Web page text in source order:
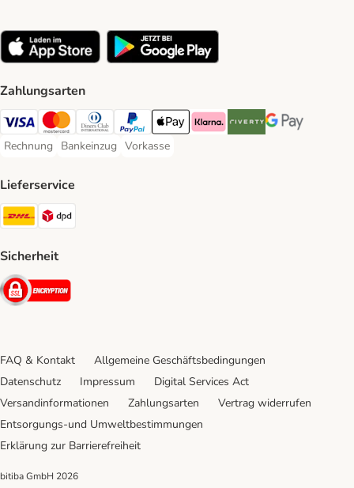
Zahlungsarten
Visa Payment Method
Mastercard Payment Method
Diners Club Payment Method
PayPal Payment Method
Apple Pay Payment Method
Klarna Payment Method
Riverty Payment Method
Google Pay
Rechnung
Rechnung Payment Method
Bankeinzug
Bankeinzug Payment Method
Vorkasse
Vorkasse Payment Method
Lieferservice
DHL Shipping Method
Sicherheit
Security
FAQ & Kontakt
Allgemeine Geschäftsbedingungen
Datenschutz
Impressum
Digital Services Act
Versandinformationen
Zahlungsarten
Vertrag widerrufen
Entsorgungs-und Umweltbestimmungen
Erklärung zur Barrierefreiheit
bitiba GmbH 2026